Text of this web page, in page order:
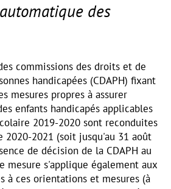
des
commissions des droits et de
handicapées (CDAPH) fixant
mesures propres à assurer
enfants handicapés applicables
2019-2020 sont reconduites
2020-2021 (soit jusqu'au 31 août
de décision de la CDAPH au
mesure s'applique également aux
à ces orientations et mesures (à